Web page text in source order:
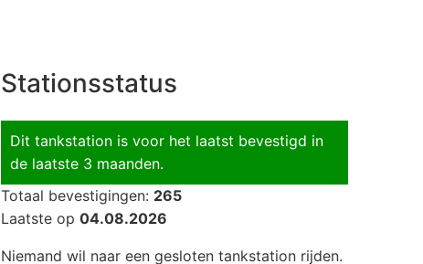
Stationsstatus
Dit tankstation is voor het laatst bevestigd in
de laatste 3 maanden.
Totaal bevestigingen: 265
Laatste op 04.08.2026
Niemand wil naar een gesloten tankstation rijden.